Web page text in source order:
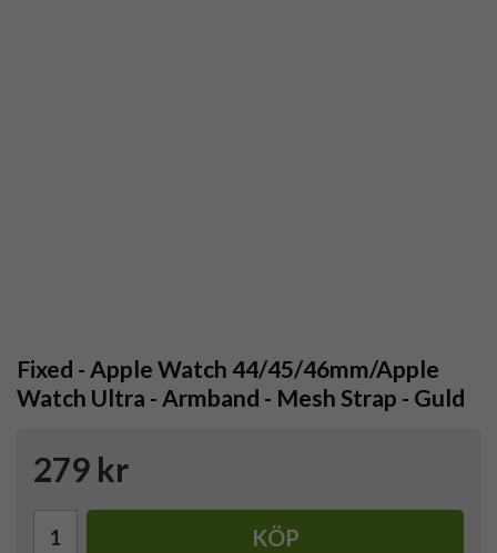
Fixed - Apple Watch 44/45/46mm/Apple
Watch Ultra - Armband - Mesh Strap - Guld
279 kr
KÖP